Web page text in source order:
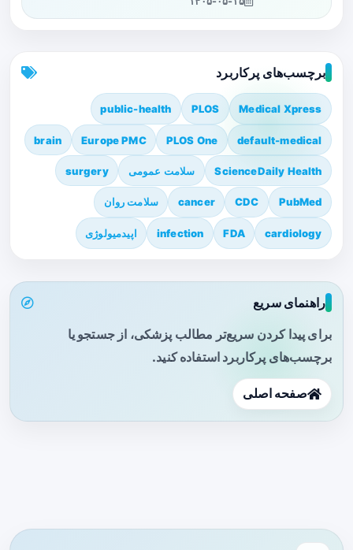
برچسب‌های پرکاربرد
Medical Xpress
PLOS
public-health
default-medical
PLOS One
Europe PMC
brain
ScienceDaily Health سلامت عمومی surgery
PubMed
CDC
cancer سلامت روان
cardiology
FDA
infection اپیدمیولوژی
راهنمای سریع
برای پیدا کردن سریع‌تر مطالب پزشکی، از جستجو یا
برچسب‌های پرکاربرد استفاده کنید.
صفحه اصلی